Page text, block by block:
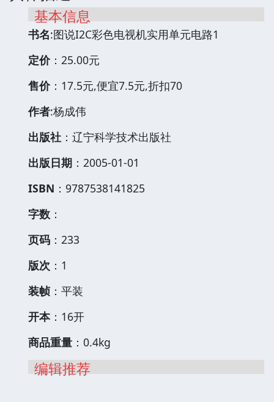
基本信息
书名:图说I2C彩色电视机实用单元电路1
定价：25.00元
售价：17.5元,便宜7.5元,折扣70
作者:杨成伟
出版社 ：辽宁科学技术出版社
出版日期 ：2005-01-01
ISBN ：9787538141825
字数 ：
页码 ：233
版次 ：1
装帧 ：平装
开本：16开
商品重量 ：0.4kg
编辑推荐